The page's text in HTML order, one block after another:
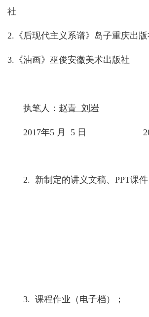
社
2. 《后现代主义系谱》岛子重庆出
3. 《油画》巫俊安徽美术出版社
执笔人： 赵青 刘岩
2017年5 月 5 日
2. 新制定的讲义文稿、 PPT课件
3. 课程作业（电子档）；